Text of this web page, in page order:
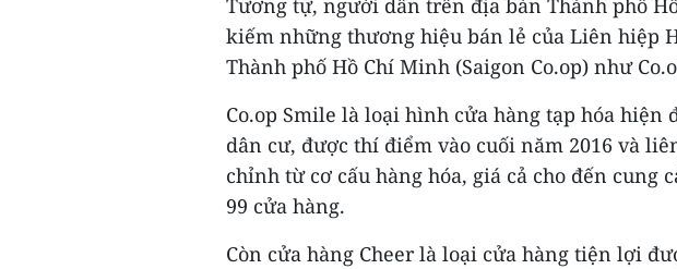
kiếm những thương hiệu bán lẻ của Liên hiệp
Thành phố Hồ Chí Minh (Saigon Co.op) như
Co.op Smile là loại hình cửa hàng tạp hóa hiện
dân cư, được thí điểm vào cuối năm 2016 và
chỉnh từ cơ cấu hàng hóa, giá cả cho đến cung
99 cửa hàng.
Còn cửa hàng Cheer là loại cửa hàng tiện lợi